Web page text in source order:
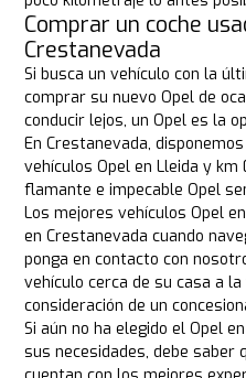
Comprar un coche
Crestanevada
Si busca un vehículo con la
comprar su nuevo Opel de
conducir lejos, un Opel es la
En Crestanevada,
vehículos Opel en Lleida y
flamante e impecable Opel
Los mejores vehículos Opel
en Crestanevada cuando
ponga en contacto con
vehículo cerca de su casa a
consideración de un
Si aún no ha elegido el Opel
sus necesidades, debe saber